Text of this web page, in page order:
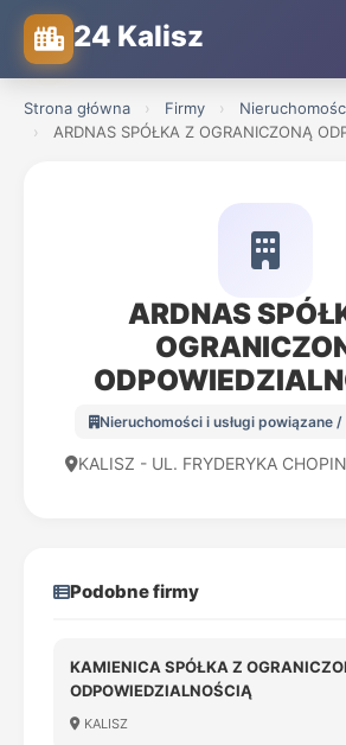
24 Kalisz
Strona główna › Firmy ›
›
ARDNAS SPÓŁKA Z OGRANICZONĄ
ARDNAS
Nieruchomości i usługi powiązane
KALISZ - UL. FRYDERYKA
Podobne firmy
KAMIENICA SPÓŁKA Z
ODPOWIEDZIALNOŚCIĄ
KALISZ